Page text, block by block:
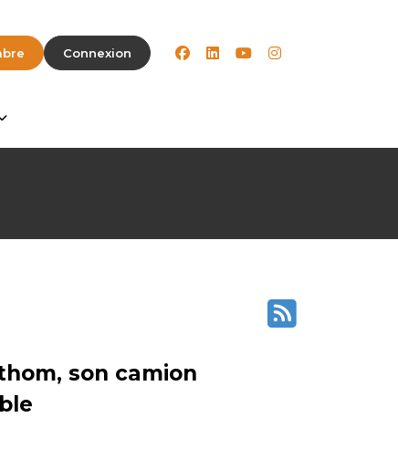
Connexion facebook
linkedinyoutubeinstagram
son camion